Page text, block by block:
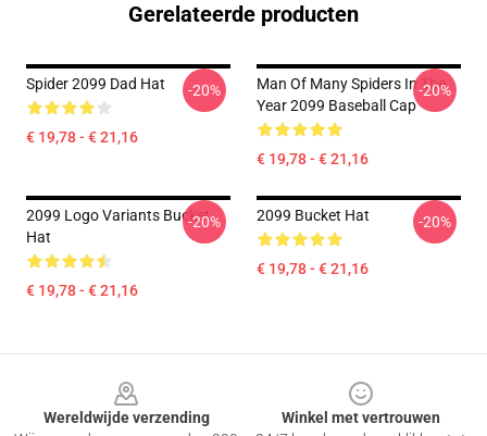
Gerelateerde producten
Spider 2099 Dad Hat
€ 19,78 - € 21,16
-20%
Man Of Many Spiders In The
Year 2099 Baseball Cap
€ 19,78 - € 21,16
-20%
2099 Logo Variants Bucket
Hat
€ 19,78 - € 21,16
-20% 2099 Bucket Hat
€ 19,78 - € 21,16
-20%
Wereldwijde verzending
Winkel met vertrouwen